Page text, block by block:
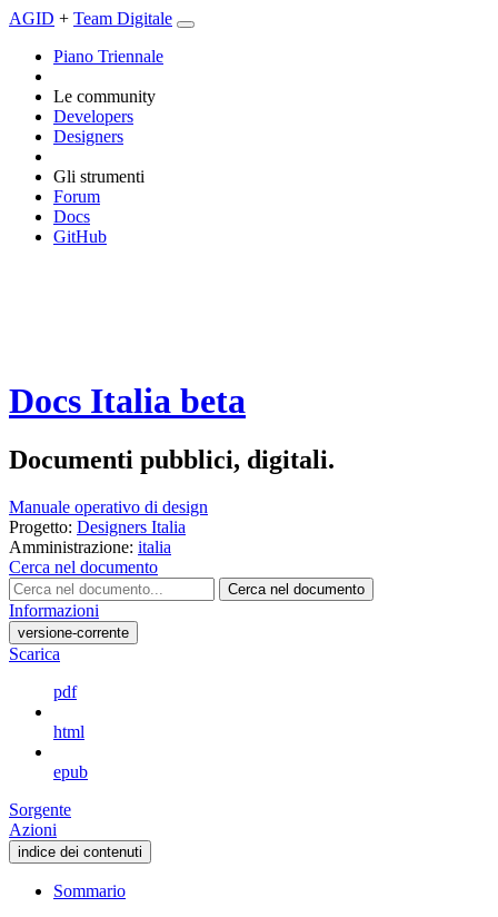
AGID + Team Digitale
Piano Triennale
Le community
Developers
Designers
Gli strumenti
Forum
Docs
GitHub
Docs Italia beta
Documenti pubblici, digitali.
Manuale operativo di design
Progetto: Designers Italia
Amministrazione: italia
Cerca nel documento
Cerca nel documento
Informazioni
versione-corrente
Scarica
pdf
html
epub
Sorgente
Azioni
indice dei contenuti
Sommario